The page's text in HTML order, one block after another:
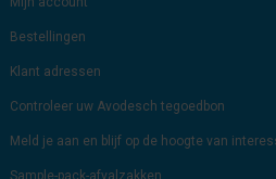
Bestellingen
Klant adressen
Controleer uw Avodesch tegoedbon
Meld je aan en blijf op de hoogte van
Sample-pack-afvalzakken